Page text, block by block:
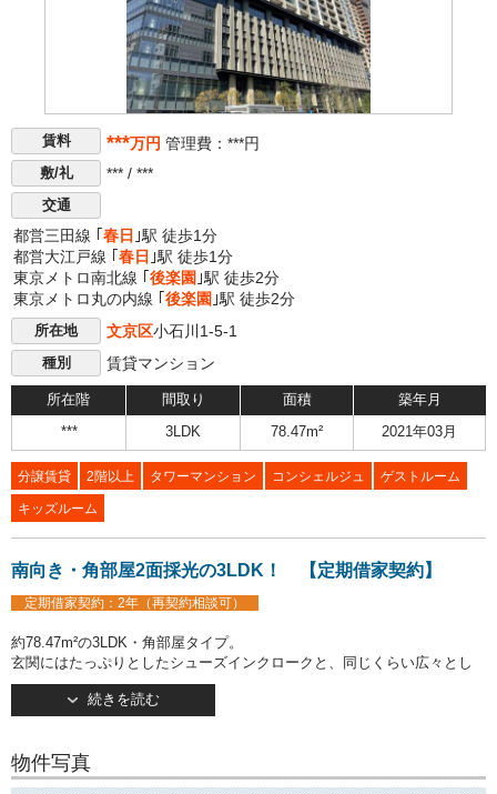
賃料 ***万円 管理費：***円
敷/礼 *** / ***
交通
都営三田線 ｢ 春日 ｣駅 徒歩1分
都営大江戸線 ｢ 春日 ｣駅 徒歩1分
東京メトロ南北線 ｢ 後楽園 ｣駅 徒歩2分
東京メトロ丸の内線 ｢ 後楽園 ｣駅 徒歩2分
所在地 文京区小石川1-5-1
種別 賃貸マンション
所在階 間取り 面積 築年月
*** 3LDK 78.47m² 2021年03月
分譲賃貸 2階以上 タワーマンション コンシェルジュ ゲストルーム
キッズルーム
南向き・角部屋2面採光の3LDK！ 【定期借家契約】
定期借家契約：2年（再契約相談可）
約78.47m²の3LDK・角部屋タイプ。
玄関にはたっぷりとしたシューズインクロークと、同じくらい広々とし
たウォークイン
クローゼットが並んで設置されており、とても便利！
キッチンは人気のカウンタータイプ！
ガス3口コンロ設置済みでお料理の幅が広がりそう♪
続きを読む
物件写真